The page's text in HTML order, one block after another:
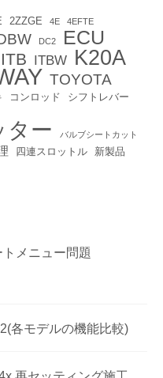
2ZZGE 4E 4EFTE
DC2 ECU
ITB ITBW K20A
TOYOTA
コンロッド シフトレバー
ター バルブシートカット
四連スロットル 新製品
メニュー問題
各モデルの機能比較)